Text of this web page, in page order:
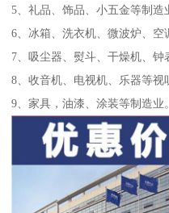
5、礼品、饰品、小五金等制造
6、冰箱、洗衣机、微波炉、空
7、吸尘器、熨斗、干燥机、钟
8、收音机、电视机、乐器等视
9、家具，油漆、涂装等制造业。